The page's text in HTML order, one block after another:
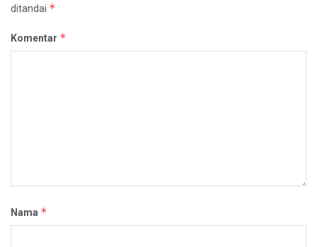
ditandai *
Komentar *
Nama *